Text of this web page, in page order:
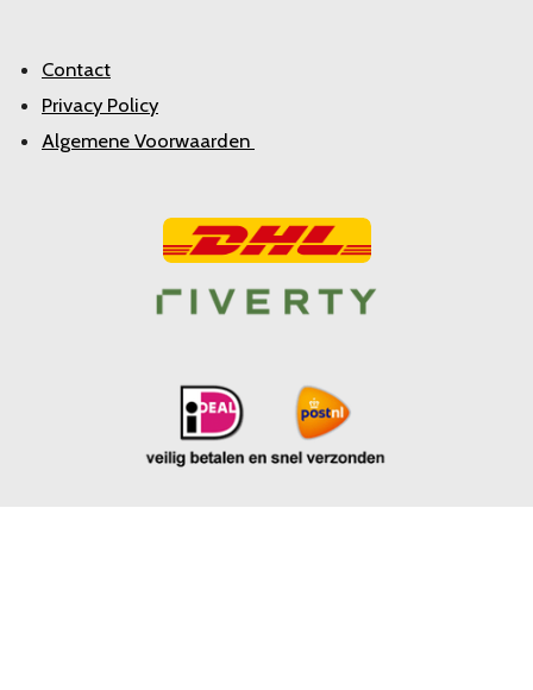
Contact
Privacy Policy
Algemene Voorwaarden